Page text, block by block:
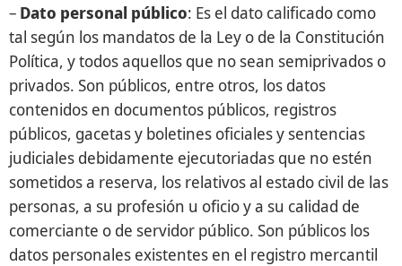
– Dato personal público: Es el dato calificado como
tal según los mandatos de la Ley o de la Constitución
Política, y todos aquellos que no sean semiprivados o
privados. Son públicos, entre otros, los datos
contenidos en documentos públicos, registros
públicos, gacetas y boletines oficiales y sentencias
judiciales debidamente ejecutoriadas que no estén
sometidos a reserva, los relativos al estado civil de las
personas, a su profesión u oficio y a su calidad de
comerciante o de servidor público. Son públicos los
datos personales existentes en el registro mercantil